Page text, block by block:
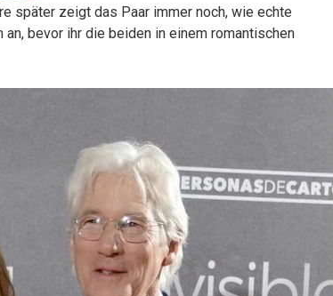
später zeigt das Paar immer noch, wie echte
an, bevor ihr die beiden in einem romantischen